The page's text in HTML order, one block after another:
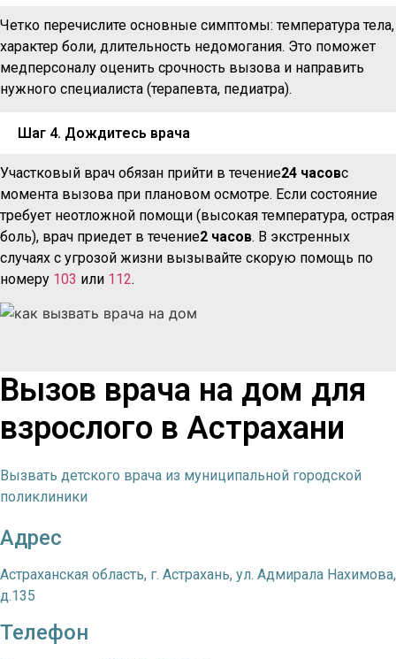
Четко перечислите основные симптомы: температура тела,
характер боли, длительность недомогания. Это поможет
медперсоналу оценить срочность вызова и направить
нужного специалиста (терапевта, педиатра).
Шаг 4. Дождитесь врача
Участковый врач обязан прийти в течение24 часовс
момента вызова при плановом осмотре. Если состояние
требует неотложной помощи (высокая температура, острая
боль), врач приедет в течение2 часов. В экстренных
случаях с угрозой жизни вызывайте скорую помощь по
номеру 103 или 112.
Вызов врача на дом для
взрослого в Астрахани
Вызвать детского врача из муниципальной городской
поликлиники
Адрес
Астраханская область, г. Астрахань, ул. Адмирала Нахимова,
д.135
Телефон